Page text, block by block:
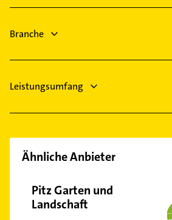
Steuerberater
Phoniatrie
Branche
Leistungsumfang
Ähnliche Anbieter
Pitz Garten und
Landschaft